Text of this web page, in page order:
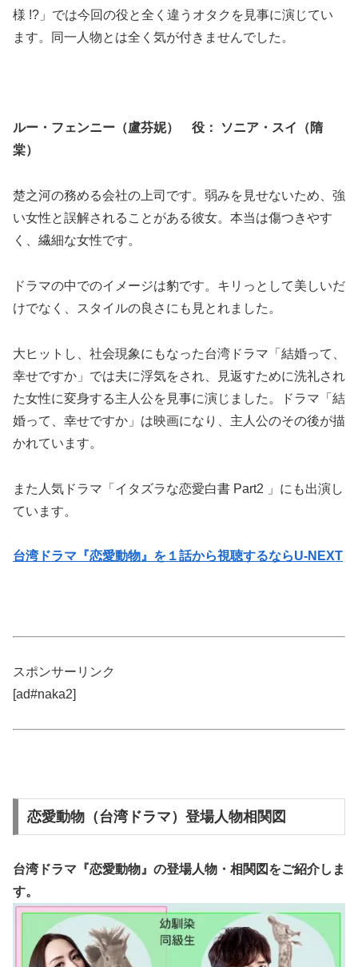
様 !?」では今回の役と全く違うオタクを見事に演じてい
ます。同一人物とは全く気が付きませんでした。
ルー・フェンニー（盧芬妮） 役： ソニア・スイ（隋
棠）
楚之河の務める会社の上司です。弱みを見せないため、強
い女性と誤解されることがある彼女。本当は傷つきやす
く、繊細な女性です。
ドラマの中でのイメージは豹です。キリっとして美しいだ
けでなく、スタイルの良さにも見とれました。
大ヒットし、社会現象にもなった台湾ドラマ「結婚って、
幸せですか」では夫に浮気をされ、見返すために洗礼され
た女性に変身する主人公を見事に演じました。ドラマ「結
婚って、幸せですか」は映画になり、主人公のその後が描
かれています。
また人気ドラマ「イタズラな恋愛白書 Part2 」にも出演し
ています。
台湾ドラマ『恋愛動物』を１話から視聴するならU-NEXT
スポンサーリンク
[ad#naka2]
恋愛動物（台湾ドラマ）登場人物相関図
台湾ドラマ『恋愛動物』の登場人物 ・ 相関図 をご紹介しま
す。